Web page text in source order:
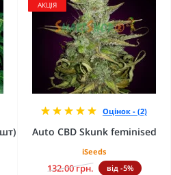
АКЦІЯ
Оцінок - (2)
Auto CBD Skunk feminised
iSeeds
132.00 грн. від -5%